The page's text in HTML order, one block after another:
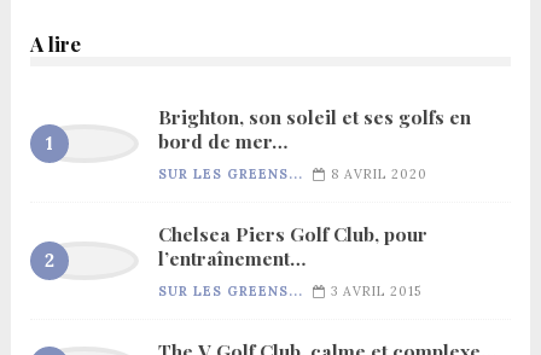
A lire
Brighton, son soleil et ses golfs en
bord de mer…
SUR LES GREENS... 8 AVRIL 2020
Chelsea Piers Golf Club, pour
l’entraînement…
SUR LES GREENS... 3 AVRIL 2015